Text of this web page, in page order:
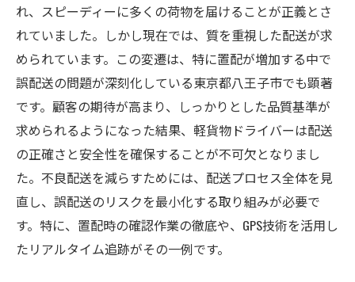
品質に重点を置いた新しい評価基準
業界の変革がもたらす機会と課題
品質向上が求められる背景とその理由
変革時代に対応するための戦略
未来の軽貨物ドライバーに求められる能力
品質を重視した配送が軽貨物ドライバーに与え
る影響
品質重視がもたらす業務の変化
ドライバーの責任と役割の変化
顧客満足度向上がドライバーに与える影響
れ、スピーディーに多くの荷物を届けることが正義とさ
れていました。しかし現在では、質を重視した配送が求
められています。この変遷は、特に置配が増加する中で
誤配送の問題が深刻化している東京都八王子市でも顕著
です。顧客の期待が高まり、しっかりとした品質基準が
求められるようになった結果、軽貨物ドライバーは配送
の正確さと安全性を確保することが不可欠となりまし
た。不良配送を減らすためには、配送プロセス全体を見
直し、誤配送のリスクを最小化する取り組みが必要で
す。特に、置配時の確認作業の徹底や、GPS技術を活用し
たリアルタイム追跡がその一例です。